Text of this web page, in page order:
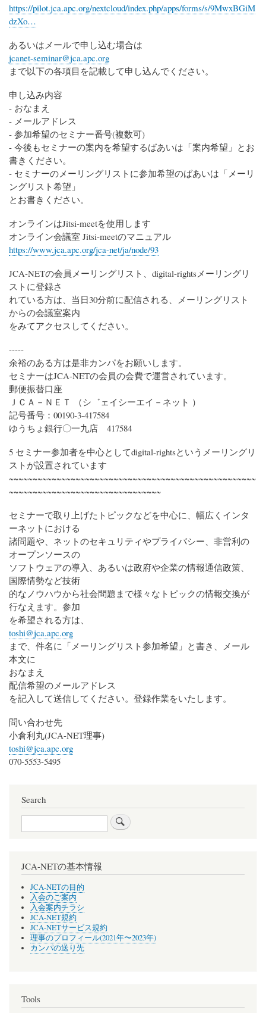
https://pilot.jca.apc.org/nextcloud/index.php/apps/forms/s/9MwxBGiM
dzXo…
あるいはメールで申し込む場合は
jcanet-seminar@jca.apc.org
まで以下の各項目を記載して申し込んでください。
申し込み内容
- おなまえ
- メールアドレス
- 参加希望のセミナー番号(複数可)
- 今後もセミナーの案内を希望するばあいは「案内希望」とお
書きください。
- セミナーのメーリングリストに参加希望のばあいは「メーリ
ングリスト希望」
とお書きください。
オンラインはJitsi-meetを使用します
オンライン会議室 Jitsi-meetのマニュアル
https://www.jca.apc.org/jca-net/ja/node/93
JCA-NETの会員メーリングリスト、digital-rightsメーリングリ
ストに登録さ
れている方は、当日30分前に配信される、メーリングリスト
からの会議室案内
をみてアクセスしてください。
-----
余裕のある方は是非カンパをお願いします。
セミナーはJCA-NETの会員の会費で運営されています。
郵便振替口座
ＪＣＡ－ＮＥＴ （シ゛ェイシーエイ－ネット ）
記号番号：00190-3-417584
ゆうちょ銀行〇一九店 417584
5 セミナー参加者を中心としてdigital-rightsというメーリングリ
ストが設置されています
~~~~~~~~~~~~~~~~~~~~~~~~~~~~~~~~~~~~~~~~~~~~~~~~~~~~
~~~~~~~~~~~~~~~~~~~~~~~~~~~~~~~~
セミナーで取り上げたトピックなどを中心に、幅広くインタ
ーネットにおける
諸問題や、ネットのセキュリティやプライバシー、非営利の
オープンソースの
ソフトウェアの導入、あるいは政府や企業の情報通信政策、
国際情勢など技術
的なノウハウから社会問題まで様々なトピックの情報交換が
行なえます。参加
を希望される方は、
toshi@jca.apc.org
まで、件名に「メーリングリスト参加希望」と書き、メール
本文に
おなまえ
配信希望のメールアドレス
を記入して送信してください。登録作業をいたします。
問い合わせ先
小倉利丸(JCA-NET理事)
toshi@jca.apc.org
070-5553-5495
Search
Search
JCA-NETの基本情報
JCA-NETの目的
入会のご案内
入会案内チラシ
JCA-NET規約
JCA-NETサービス規約
理事のプロフィール(2021年〜2023年)
カンパの送り先
Tools